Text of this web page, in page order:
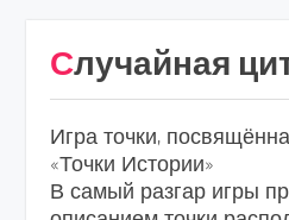
Случайная
Игра точки,
«Точки Истории»
В самый разгар игры